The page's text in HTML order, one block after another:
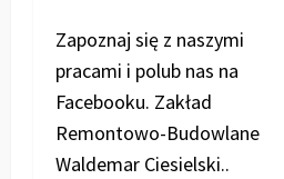
Zapoznaj się z naszymi
pracami i polub nas na
Facebooku. Zakład
Remontowo-Budowlane
Waldemar Ciesielski..